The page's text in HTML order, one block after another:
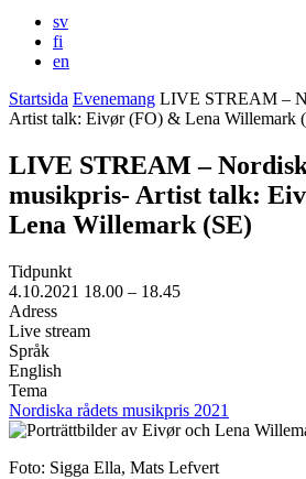
sv
fi
en
Startsida Evenemang LIVE STREAM –
Artist talk: Eivør (FO) & Lena Willemark
LIVE STREAM –
musikpris- Artist talk:
Lena Willemark (SE)
Tidpunkt
4.10.2021 18.00 – 18.45
Adress
Live stream
Språk
English
Tema
Nordiska rådets musikpris 2021
Foto: Sigga Ella, Mats Lefvert